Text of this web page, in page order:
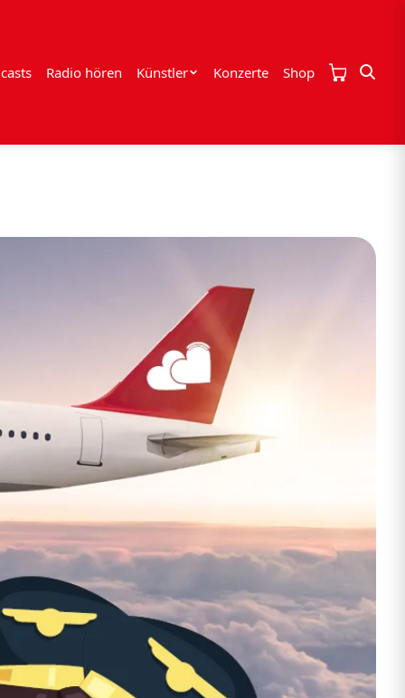
Radio hören Künstler Konzerte Shop